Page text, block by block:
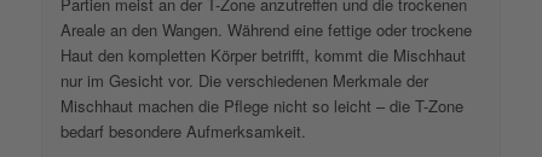
Areale an den Wangen. Während eine fettige oder trockene
Haut den kompletten Körper betrifft, kommt die Mischhaut
nur im Gesicht vor. Die verschiedenen Merkmale der
Mischhaut machen die Pflege nicht so leicht – die T-Zone
bedarf besondere Aufmerksamkeit.